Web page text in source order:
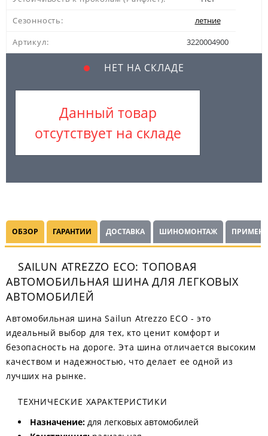
Сезонность:
летние
Артикул:
3220004900
НЕТ НА СКЛАДЕ
Данный товар
отсутствует на складе
ОБЗОР ГАРАНТИИ ДОСТАВКА ШИНОМОНТАЖ
SAILUN ATREZZO ECO: ТОПОВАЯ
АВТОМОБИЛЬНАЯ ШИНА ДЛЯ ЛЕГКОВЫХ
АВТОМОБИЛЕЙ
Автомобильная шина Sailun Atrezzo ECO - это
идеальный выбор для тех, кто ценит комфорт и
безопасность на дороге. Эта шина отличается высоким
качеством и надежностью, что делает ее одной из
лучших на рынке.
ТЕХНИЧЕСКИЕ ХАРАКТЕРИСТИКИ
Назначение: для легковых автомобилей